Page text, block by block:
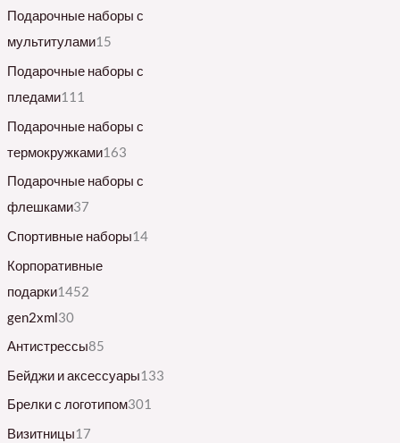
Подарочные наборы с
мультитулами15
Подарочные наборы с
пледами111
Подарочные наборы с
термокружками163
Подарочные наборы с
флешками37
Спортивные наборы14
Корпоративные
подарки1452
gen2xml30
Антистрессы85
Бейджи и аксессуары133
Брелки с логотипом301
Визитницы17